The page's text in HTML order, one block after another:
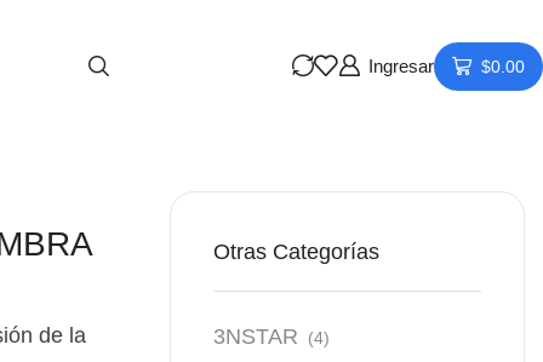
Ingresar $0.00
de la
Otras Categorías
3NSTAR (4)